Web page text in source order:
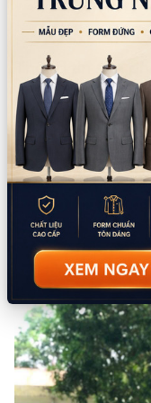
9:00 - 18:00 (Thứ 2 -
Thông tin sản
Chất liệu: Chiffon/
Xuất xứ:
Việt Nam
Hướng dẫn sử dụng:
Giặt tay/giặt máy
Lưu ý:
Không dùng thuốc
Mô tả sản phẩm